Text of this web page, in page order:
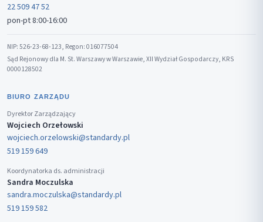
22 509 47 52
pon-pt 8:00-16:00
NIP: 526-23-68-123, Regon: 016077504
Sąd Rejonowy dla M. St. Warszawy w Warszawie, XII Wydział Gospodarczy, KRS
0000128502
BIURO ZARZĄDU
Dyrektor Zarządzający
Wojciech Orzełowski
wojciech.orzelowski@standardy.pl
519 159 649
Koordynatorka ds. administracji
Sandra Moczulska
sandra.moczulska@standardy.pl
519 159 582